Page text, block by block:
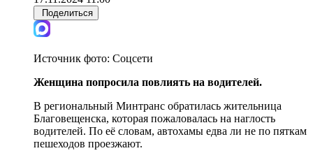
Поделиться
Источник фото: Соцсети
Женщина попросила повлиять на водителей.
В региональный Минтранс обратилась жительница
Благовещенска, которая пожаловалась на наглость
водителей. По её словам, автохамы едва ли не по пяткам
пешеходов проезжают.